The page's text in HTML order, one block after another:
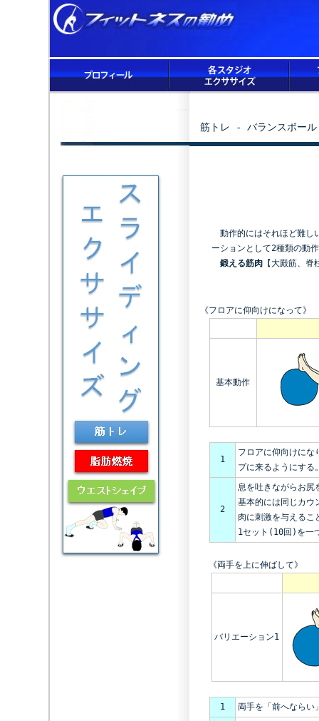
筋トレ - バランスボール
動作的にはそれほど難し
ーションとして2種類の動
鍛える筋肉【大殿筋、 脊
《フロアに仰向けになって》
基本動作
1
フロアに仰向けにな
プに来るようにする
2
息を吐きながらお尻
基本的には同じカウ
肉に刺激を与えるこ
1セット(10回)を一
《両手を上に伸ばして》
バリエーション1
1 両手を「前へならい